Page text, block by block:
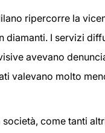
ripercorre la
diamanti. I servizi
avevano
valevano molto
società, come tanti